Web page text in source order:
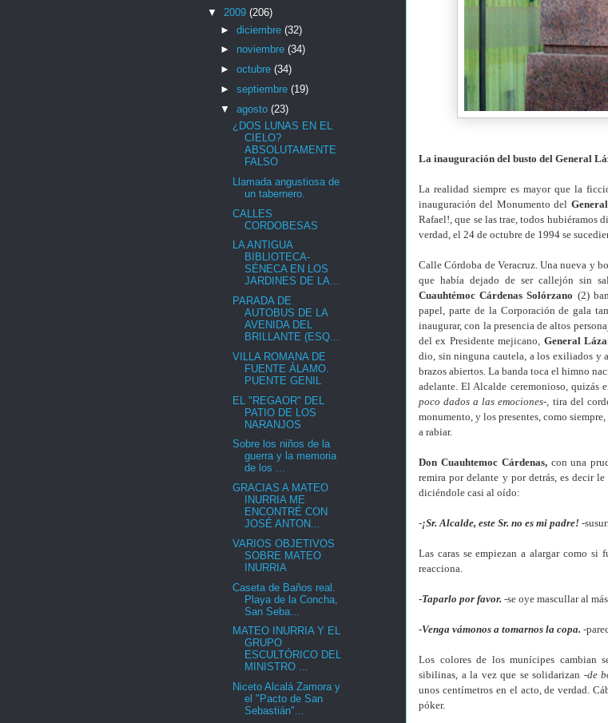
La inauguración del busto del General
La realidad siempre es mayor que la
inauguración del Monumento del
Rafael!, que se las trae, todos hubiéramos
verdad, el 24 de octubre de 1994 se
Calle Córdoba de Veracruz. Una nueva y
que había dejado de ser callejón sin
Cuauhtémoc Cárdenas Solórzano (2)
papel, parte de la Corporación de gala
inaugurar, con la presencia de altos
del ex Presidente mejicano, General
dio, sin ninguna cautela, a los exiliados
brazos abiertos. La banda toca el himno
adelante. El Alcalde ceremonioso, quizás
poco dados a las emociones-, tira del
monumento, y los presentes, como
a rabiar.
Don Cuauhtemoc Cárdenas,con una
remira por delante y por detrás, es decir
diciéndole casi al oído:
-¡Sr. Alcalde, este Sr. no es mi padre! -
Las caras se empiezan a alargar como si
reacciona.
-Taparlo por favor. -se oye mascullar al
-Venga vámonos a tomarnos la copa. -
Los colores de los munícipes cambian
sibilinas, a la vez que se solidarizan -de
unos centímetros en el acto, de verdad.
póker.
▼ 2009 (206)
► diciembre (32)
► noviembre (34)
► octubre (34)
► septiembre (19)
▼ agosto (23)
¿DOS LUNAS EN EL
CIELO?
ABSOLUTAMENTE
FALSO
Llamada angustiosa de
un tabernero.
CALLES
CORDOBESAS
LA ANTIGUA
BIBLIOTECA-
SÉNECA EN LOS
JARDINES DE LA...
PARADA DE
AUTOBUS DE LA
AVENIDA DEL
BRILLANTE (ESQ...
VILLA ROMANA DE
FUENTE ÁLAMO.
PUENTE GENIL
EL "REGAOR" DEL
PATIO DE LOS
NARANJOS
Sobre los niños de la
guerra y la memoria
de los ...
GRACIAS A MATEO
INURRIA ME
ENCONTRÉ CON
JOSÉ ANTON...
VARIOS OBJETIVOS
SOBRE MATEO
INURRIA
Caseta de Baños real.
Playa de la Concha,
San Seba...
MATEO INURRIA Y EL
GRUPO
ESCULTÓRICO DEL
MINISTRO ...
Niceto Alcalá Zamora y
el "Pacto de San
Sebastián"...